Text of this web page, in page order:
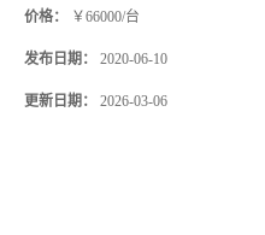
价格： ￥66000/台
发布日期： 2020-06-10
更新日期： 2026-03-06